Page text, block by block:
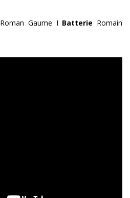
Roman Gaume I Batterie Romain